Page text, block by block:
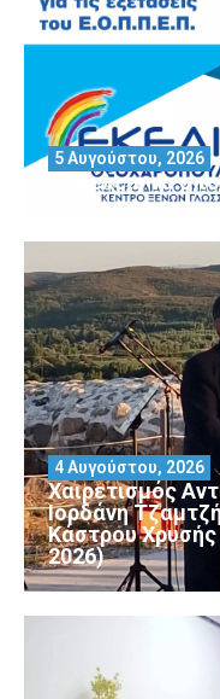
Θέλεις να
5 Αυγούστου, 2026
Χαιρετισμός
Ιορδάνη
Κάστρου
2026)
4 Αυγούστου, 2026